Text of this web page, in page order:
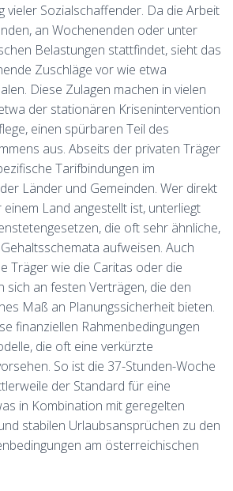
vieler Sozialschaffender. Da die Arbeit
an Wochenenden oder unter
Belastungen stattfindet, sieht das
Zuschläge vor wie etwa
Diese Zulagen machen in vielen
der stationären Krisenintervention
einen spürbaren Teil des
aus. Abseits der privaten Träger
Tarifbindungen im
Länder und Gemeinden. Wer direkt
Land angestellt ist, unterliegt
die oft sehr ähnliche,
aufweisen. Auch
Träger wie die Caritas oder die
sich an festen Verträgen, die den
Maß an Planungssicherheit bieten.
finanziellen Rahmenbedingungen
die oft eine verkürzte
So ist die 37-Stunden-Woche
der Standard für eine
in Kombination mit geregelten
stabilen Urlaubsansprüchen zu den
am österreichischen